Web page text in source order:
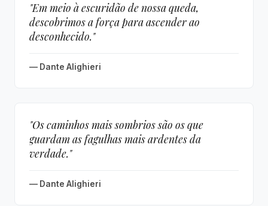
"Em meio à escuridão de nossa queda,
descobrimos a força para ascender ao
desconhecido."
— Dante Alighieri
"Os caminhos mais sombrios são os que
guardam as fagulhas mais ardentes da
verdade."
— Dante Alighieri